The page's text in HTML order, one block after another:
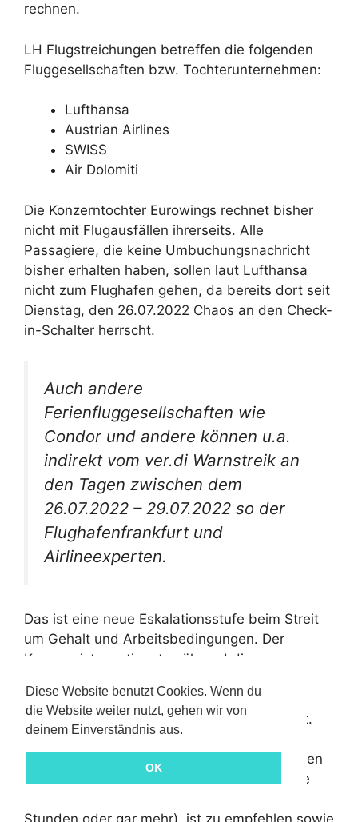
Diese Website benutzt Cookies. Wenn du
die Website weiter nutzt, gehen wir von
deinem Einverständnis aus.
OK
rechnen.
LH Flugstreichungen betreffen die folgenden
Fluggesellschaften bzw. Tochterunternehmen:
Lufthansa
Austrian Airlines
SWISS
Air Dolomiti
Die Konzerntochter Eurowings rechnet bisher
nicht mit Flugausfällen ihrerseits. Alle
Passagiere, die keine Umbuchungsnachricht
bisher erhalten haben, sollen laut Lufthansa
nicht zum Flughafen gehen, da bereits dort seit
Dienstag, den 26.07.2022 Chaos an den Check-
in-Schalter herrscht.
Auch andere
Ferienfluggesellschaften wie
Condor und andere können u.a.
indirekt vom ver.di Warnstreik an
den Tagen zwischen dem
26.07.2022 – 29.07.2022 so der
Flughafenfrankfurt und
Airlineexperten.
Das ist eine neue Eskalationsstufe beim Streit
um Gehalt und Arbeitsbedingungen. Der
Konzern ist verstimmt, während die
Gehaltserhöhungen möchte, wie
Verhandlungsführerin Christine Behle erklärt.
Passagiere müssen sich auf Flugverspätungen
und Flugausfälle einstellen. Eine rechtzeitige